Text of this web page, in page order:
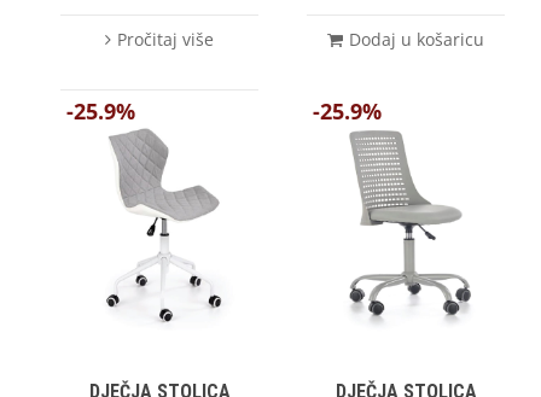
Pročitaj više Dodaj u košaricu
-25.9%
DJEČJA STOLICA
-25.9%
DJEČJA STOLICA